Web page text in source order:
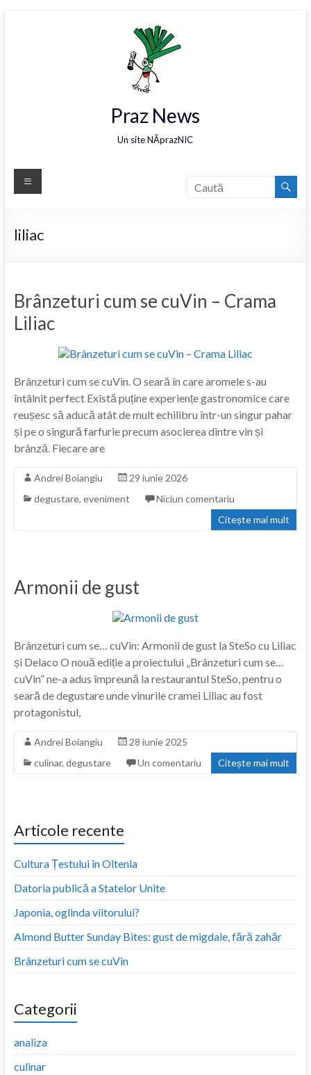
Praz News
Un site NĂprazNIC
liliac
Brânzeturi cum se cuVin – Crama
Liliac
Brânzeturi cum se cuVin. O seară în care aromele s-au
întâlnit perfect Există puține experiențe gastronomice care
reușesc să aducă atât de mult echilibru într-un singur pahar
și pe o singură farfurie precum asocierea dintre vin și
brânză. Fiecare are
Andrei Boiangiu
29 iunie 2026
degustare, eveniment
Niciun comentariu
Citește mai mult
Armonii de gust
Brânzeturi cum se… cuVin: Armonii de gust la SteSo cu Liliac
și Delaco O nouă ediție a proiectului „Brânzeturi cum se…
cuVin” ne-a adus împreună la restaurantul SteSo, pentru o
seară de degustare unde vinurile cramei Liliac au fost
protagonistul,
Andrei Boiangiu
28 iunie 2025
culinar, degustare Un comentariu Citește mai mult
Articole recente
Cultura Țestului în Oltenia
Datoria publică a Statelor Unite
Japonia, oglinda viitorului?
Almond Butter Sunday Bites: gust de migdale, fără zahăr
Brânzeturi cum se cuVin
Categorii
analiza
culinar